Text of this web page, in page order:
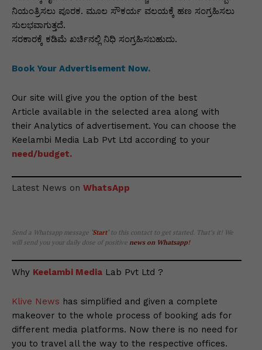
ನಿಯಂತ್ರಿಸಲು ಪೂರಕ. ಮೂಲ ಸೌಕರ್ಯ ವಲಯಕ್ಕೆ ಹಣ ಸಂಗ್ರಹಿಸಲು
ಸುಲಭವಾಗುತ್ತದೆ.
ಸರಕಾರಕ್ಕೆ ಕಡಿಮೆ ಖರ್ಚಿನಲ್ಲಿ ನಿಧಿ ಸಂಗ್ರಹಿಸಬಹುದು.
Book Your Advertisement Now.
Our site will give you the option of the best
Article available in the selected area along with
their Analytics of advertisement. You can choose the
Keelambi Media Lab Pvt Ltd according to your
need/budget.
Latest News on WhatsApp
Send a Whatsapp message Start‘ to this contact to get started. That’s it! We
will send you your daily dose of positive news on Whatsapp!
Why Keelambi Media Lab Pvt Ltd ?
Klive News has simplified and given a complete
makeover to the whole process of booking ads for
different media platforms. Now there is no need for
you to travel all the way to the respective offices.